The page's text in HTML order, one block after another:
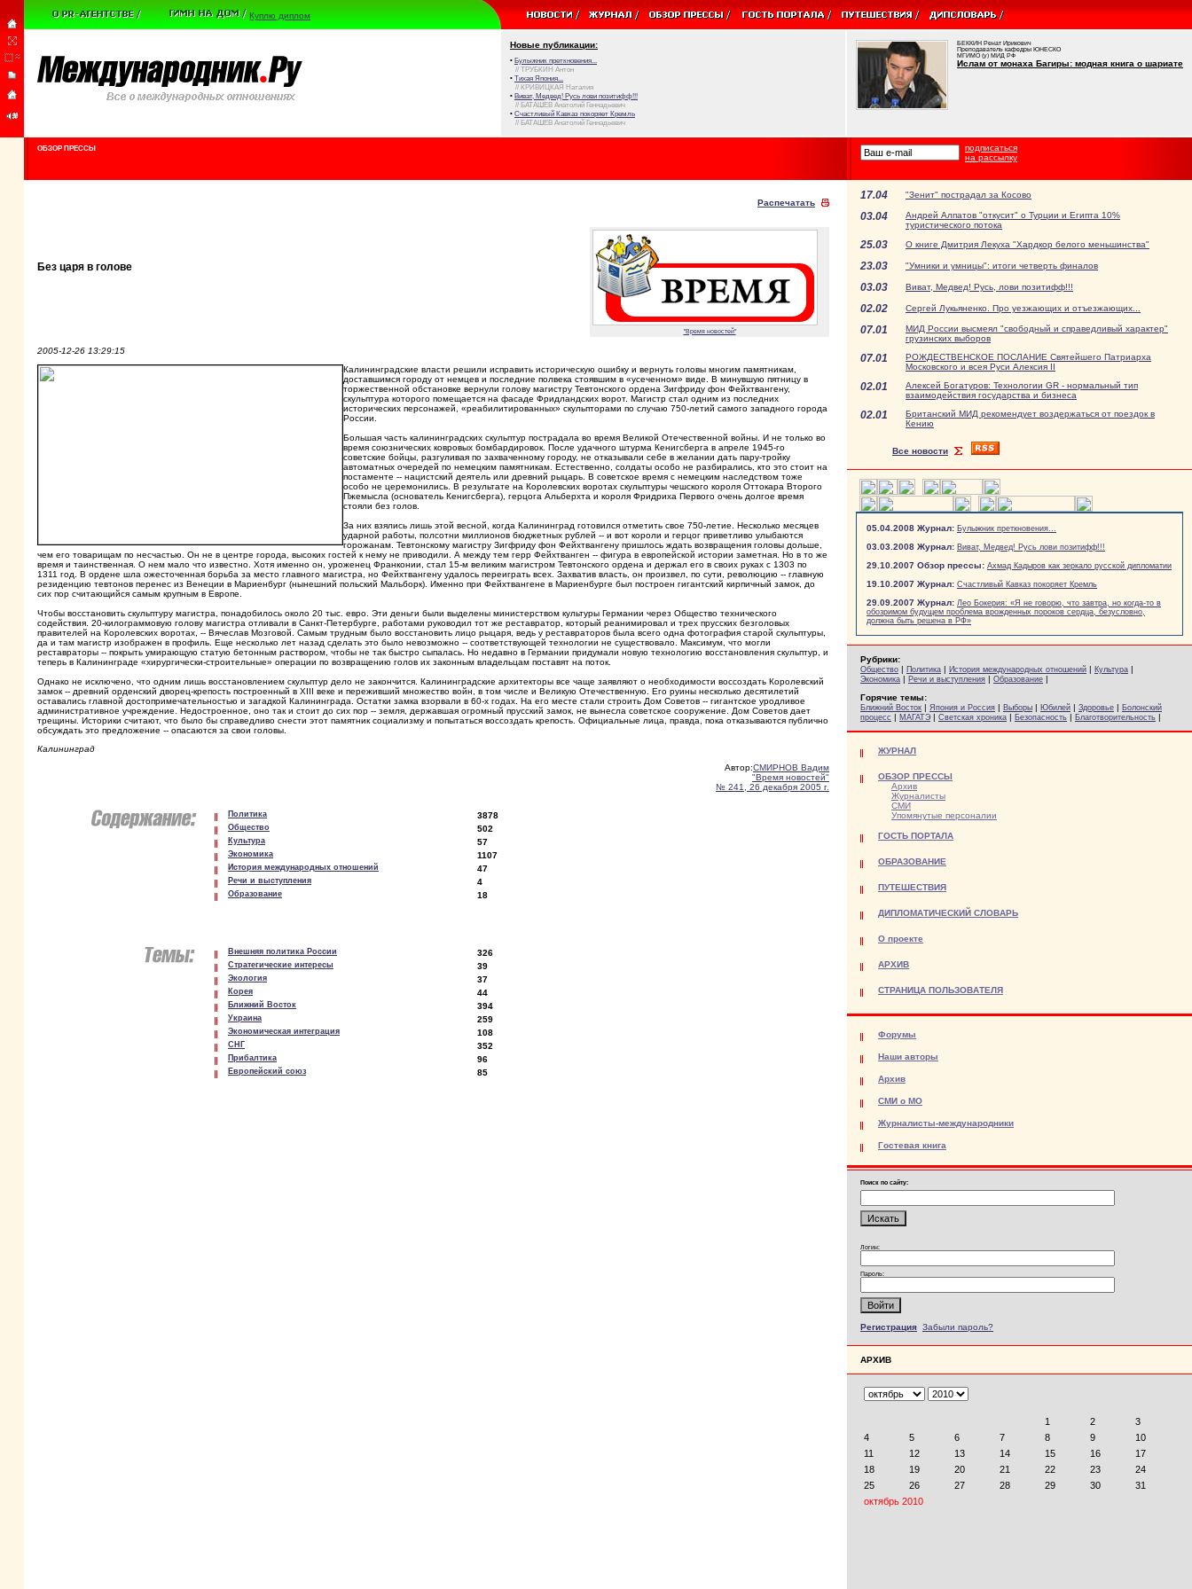
Куплю диплом
Новые публикации:
• Булыжник преткновения...
// ТРУБКИН Антон
• Тихая Япония...
// КРИВИЦКАЯ Наталия
• Виват, Медвед! Русь лови позитифф!!!
// БАТАШЕВ Анатолий Геннадьевич
• Счастливый Кавказ покоряет Кремль
// БАТАШЕВ Анатолий Геннадьевич
БЕККИН Ренат Ирикович
Преподаватель кафедры ЮНЕСКО
МГИМО (у) МИД РФ
Ислам от монаха Багиры: модная книга о шариате
ОБЗОР ПРЕССЫ
подписаться
на рассылку
Распечатать
Без царя в голове
"Время новостей"
2005-12-26 13:29:15
Калининградские власти решили исправить историческую ошибку и вернуть головы многим памятникам,
доставшимся городу от немцев и последние полвека стоявшим в «усеченном» виде. В минувшую пятницу в
торжественной обстановке вернули голову магистру Тевтонского ордена Зигфриду фон Фейхтвангену,
скульптура которого помещается на фасаде Фридландских ворот. Магистр стал одним из последних
исторических персонажей, «реабилитированных» скульпторами по случаю 750-летий самого западного города
России.
Большая часть калининградских скульптур пострадала во время Великой Отечественной войны. И не только во
время союзнических ковровых бомбардировок. После удачного штурма Кенигсберга в апреле 1945-го
советские бойцы, разгуливая по захваченному городу, не отказывали себе в желании дать пару-тройку
автоматных очередей по немецким памятникам. Естественно, солдаты особо не разбирались, кто это стоит на
постаменте -- нацистский деятель или древний рыцарь. В советское время с немецким наследством тоже
особо не церемонились. В результате на Королевских воротах скульптуры чешского короля Оттокара Второго
Пжемысла (основатель Кенигсберга), герцога Альберхта и короля Фридриха Первого очень долгое время
стояли без голов.
За них взялись лишь этой весной, когда Калининград готовился отметить свое 750-летие. Несколько месяцев
ударной работы, полсотни миллионов бюджетных рублей -- и вот короли и герцог приветливо улыбаются
горожанам. Тевтонскому магистру Зигфриду фон Фейхтвангену пришлось ждать возвращения головы дольше,
чем его товарищам по несчастью. Он не в центре города, высоких гостей к нему не приводили. А между тем герр Фейхтванген -- фигура в европейской истории заметная. Но в то же
время и таинственная. О нем мало что известно. Хотя именно он, уроженец Франконии, стал 15-м великим магистром Тевтонского ордена и держал его в своих руках с 1303 по
1311 год. В ордене шла ожесточенная борьба за место главного магистра, но Фейхтвангену удалось переиграть всех. Захватив власть, он произвел, по сути, революцию -- главную
резиденцию тевтонов перенес из Венеции в Мариенбург (нынешний польский Мальборк). Именно при Фейхтвангене в Мариенбурге был построен гигантский кирпичный замок, до
сих пор считающийся самым крупным в Европе.
Чтобы восстановить скульптуру магистра, понадобилось около 20 тыс. евро. Эти деньги были выделены министерством культуры Германии через Общество технического
содействия. 20-килограммовую голову магистра отливали в Санкт-Петербурге, работами руководил тот же реставратор, который реанимировал и трех прусских безголовых
правителей на Королевских воротах, -- Вячеслав Мозговой. Самым трудным было восстановить лицо рыцаря, ведь у реставраторов была всего одна фотография старой скульптуры,
да и там магистр изображен в профиль. Еще несколько лет назад сделать это было невозможно -- соответствующей технологии не существовало. Максимум, что могли
реставраторы -- покрыть умирающую статую бетонным раствором, чтобы не так быстро сыпалась. Но недавно в Германии придумали новую технологию восстановления скульптур, и
теперь в Калининграде «хирургически-строительные» операции по возвращению голов их законным владельцам поставят на поток.
Однако не исключено, что одним лишь восстановлением скульптур дело не закончится. Калининградские архитекторы все чаще заявляют о необходимости воссоздать Королевский
замок -- древний орденский дворец-крепость построенный в XIII веке и переживший множество войн, в том числе и Великую Отечественную. Его руины несколько десятилетий
оставались главной достопримечательностью и загадкой Калининграда. Остатки замка взорвали в 60-х годах. На его месте стали строить Дом Советов -- гигантское уродливое
административное учреждение. Недостроенное, оно так и стоит до сих пор -- земля, державшая огромный прусский замок, не вынесла советское сооружение. Дом Советов дает
трещины. Историки считают, что было бы справедливо снести этот памятник социализму и попытаться воссоздать крепость. Официальные лица, правда, пока отказываются публично
обсуждать это предложение -- опасаются за свои головы.
Калининград
Автор:СМИРНОВ Вадим
"Время новостей"
№ 241, 26 декабря 2005 г.
Политика 3878
Общество 502
Культура 57
Экономика 1107
История международных отношений 47
Речи и выступления 4
Образование 18
Внешняя политика России 326
Стратегические интересы 39
Экология 37
Корея 44
Ближний Восток 394
Украина 259
Экономическая интеграция 108
СНГ 352
Прибалтика 96
Европейский союз 85
17.04 "Зенит" пострадал за Косово
03.04
Андрей Алпатов "откусит" о Турции и Египта 10%
туристического потока
25.03 О книге Дмитрия Лекуха "Хардкор белого меньшинства"
23.03 "Умники и умницы": итоги четверть финалов
03.03 Виват, Медвед! Русь, лови позитифф!!!
02.02 Сергей Лукьяненко. Про уезжающих и отъезжающих...
07.01
МИД России высмеял "свободный и справедливый характер"
грузинских выборов
07.01
РОЖДЕСТВЕНСКОЕ ПОСЛАНИЕ Святейшего Патриарха
Московского и всея Руси Алексия II
02.01
Алексей Богатуров: Технологии GR - нормальный тип
взаимодействия государства и бизнеса
02.01
Британский МИД рекомендует воздержаться от поездок в
Кению
Все новости
05.04.2008 Журнал: Булыжник преткновения...
03.03.2008 Журнал: Виват, Медвед! Русь лови позитифф!!!
29.10.2007 Обзор прессы: Ахмад Кадыров как зеркало русской дипломатии
19.10.2007 Журнал: Счастливый Кавказ покоряет Кремль
29.09.2007 Журнал: Лео Бокерия: «Я не говорю, что завтра, но когда-то в
обозримом будущем проблема врожденных пороков сердца, безусловно,
должна быть решена в РФ»
Рубрики:
Общество | Политика | История международных отношений | Культура |
Экономика | Речи и выступления | Образование |
Горячие темы:
Ближний Восток | Япония и Россия | Выборы | Юбилей | Здоровье | Болонский
процесс | МАГАТЭ | Светская хроника | Безопасность | Благотворительность |
ЖУРНАЛ
ОБЗОР ПРЕССЫ
Архив
Журналисты
СМИ
Упомянутые персоналии
ГОСТЬ ПОРТАЛА
ОБРАЗОВАНИЕ
ПУТЕШЕСТВИЯ
ДИПЛОМАТИЧЕСКИЙ СЛОВАРЬ
О проекте
АРХИВ
СТРАНИЦА ПОЛЬЗОВАТЕЛЯ
Форумы
Наши авторы
Архив
СМИ о МО
Журналисты-международники
Гостевая книга
Поиск по сайту:
Логин:
Пароль:
Регистрация Забыли пароль?
АРХИВ